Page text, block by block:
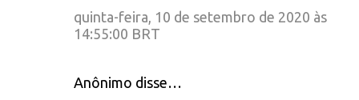
quinta-feira, 10 de setembro de 2020 às
14:55:00 BRT
Anônimo disse…